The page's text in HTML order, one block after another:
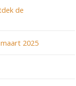
de
2025